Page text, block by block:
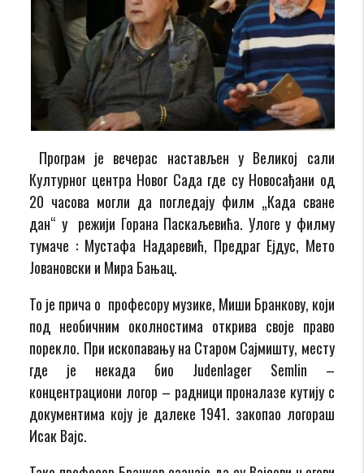
Програм је вечерас настављен у Великој сали
Културног центра Новог Сада где су Новосађани од
20 часова могли да погледају филм „Када сване
дан“ у режији Горана Паскаљевића. Улоге у филму
тумаче : Мустафа Надаревић, Предраг Ејдус, Мето
Јовановски и Мира Бањац.
То је прича о професору музике, Миши Бранкову, који
под необичним околностима открива своје право
порекло. При ископавању на Старом Сајмишту, месту
где је некада био Judenlager Semlin –
концентрациони логор – радници проналазе кутију с
документима коју је далеке 1941. закопао логораш
Исак Вајс.